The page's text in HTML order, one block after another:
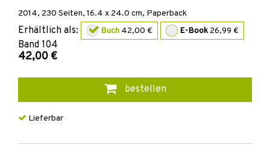
2014, 230 Seiten, 16.4 x 24.0 cm, Paperback
Erhältlich als: Buch 42,00 € E-Book 26,99 €
Band 104
42,00 €
bestellen
Lieferbar